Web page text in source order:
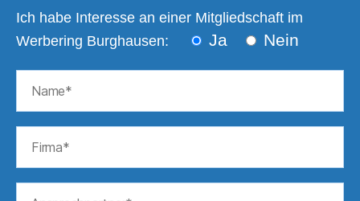
Ich habe Interesse an einer Mitgliedschaft im
Werbering Burghausen:
Ja Nein